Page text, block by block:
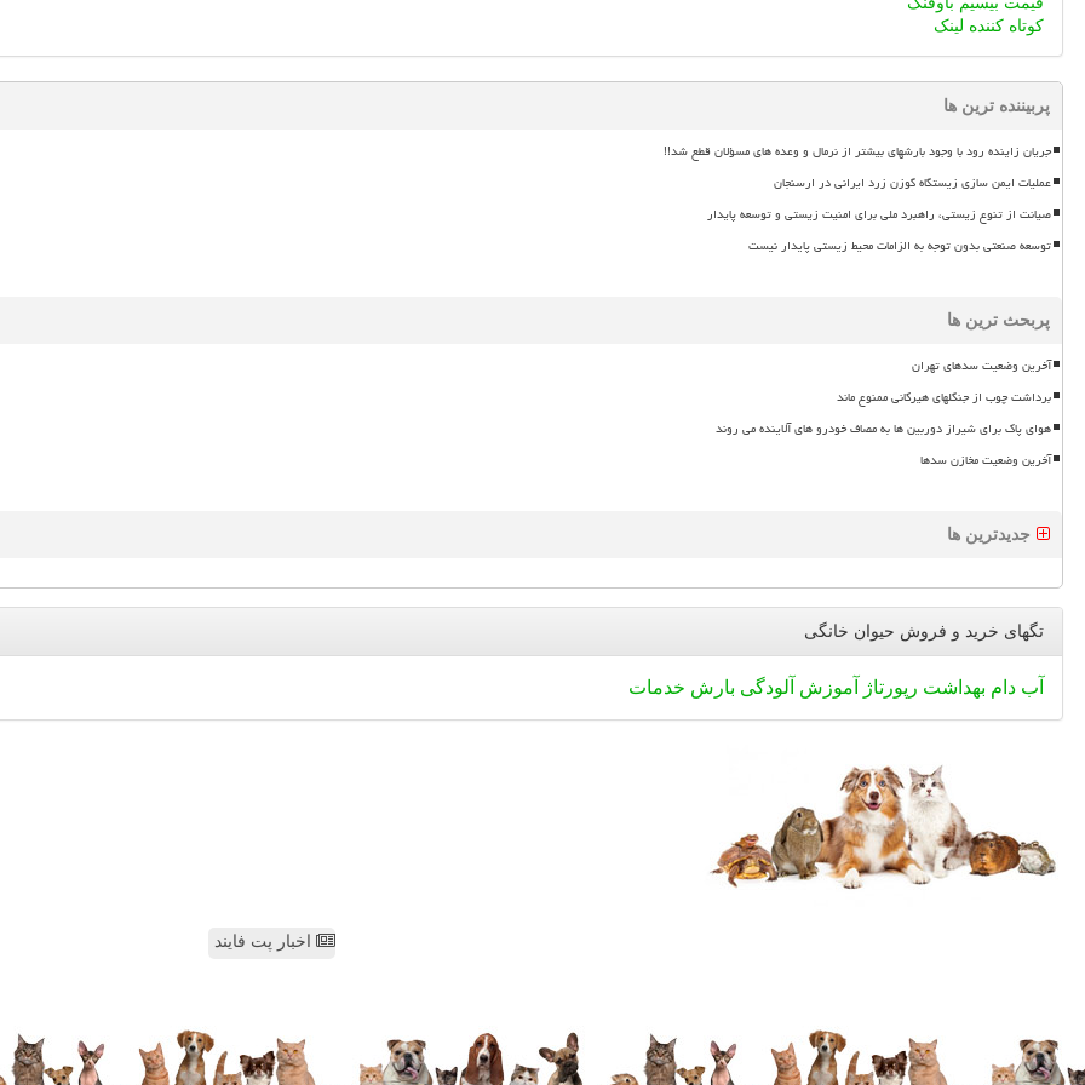
کوتاه کننده لینک
پربیننده ترین ها
جریان زاینده رود با وجود بارشهای بیشتر از نرمال و وعده های مسؤلان قطع شد!!
عملیات ایمن سازی زیستگاه گوزن زرد ایرانی در ارسنجان
صیانت از تنوع زیستی، راهبرد ملی برای امنیت زیستی و توسعه پایدار
توسعه صنعتی بدون توجه به الزامات محیط زیستی پایدار نیست
پربحث ترین ها
آخرین وضعیت سدهای تهران
برداشت چوب از جنگلهای هیرکانی ممنوع ماند
هوای پاک برای شیراز دوربین ها به مصاف خودرو های آلاینده می روند
آخرین وضعیت مخازن سدها
جدیدترین ها
تگهای خرید و فروش حیوان خانگی
آب دام بهداشت رپورتاژ آموزش آلودگی بارش خدمات
اخبار پت فایند